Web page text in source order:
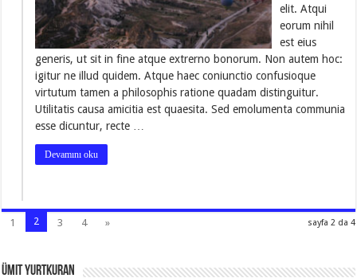
elit. Atqui
eorum nihil
est eius
generis, ut sit in fine atque extrerno bonorum. Non autem hoc:
igitur ne illud quidem. Atque haec coniunctio confusioque
virtutum tamen a philosophis ratione quadam distinguitur.
Utilitatis causa amicitia est quaesita. Sed emolumenta communia
esse dicuntur, recte …
Devamını oku
sayfa 2 da 4
1 2 3 4 »
Ümit Yurtkuran